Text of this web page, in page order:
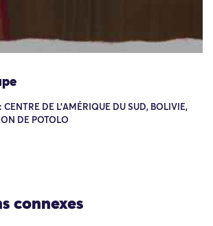
CENTRE DE L'AMÉRIQUE DU SUD, BOLIVIE,
DE POTOLO
connexes